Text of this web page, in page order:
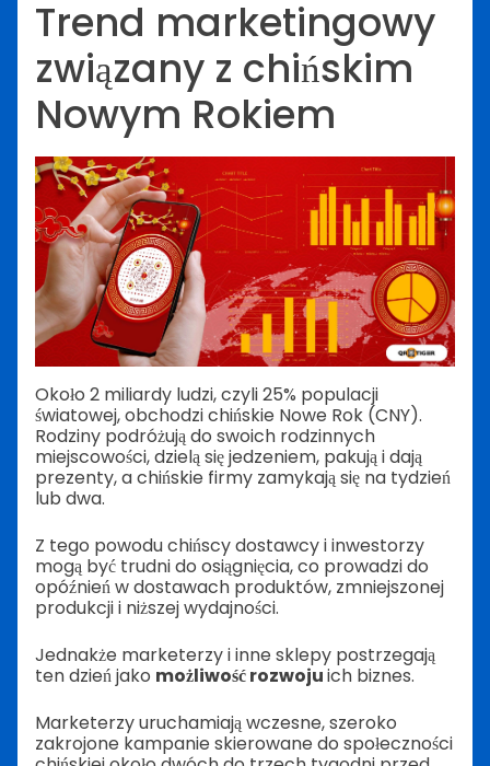
Trend marketingowy
związany z chińskim
Nowym Rokiem
Około 2 miliardy ludzi, czyli 25% populacji
światowej, obchodzi chińskie Nowe Rok (CNY).
Rodziny podróżują do swoich rodzinnych
miejscowości, dzielą się jedzeniem, pakują i dają
prezenty, a chińskie firmy zamykają się na tydzień
lub dwa.
Z tego powodu chińscy dostawcy i inwestorzy
mogą być trudni do osiągnięcia, co prowadzi do
opóźnień w dostawach produktów, zmniejszonej
produkcji i niższej wydajności.
Jednakże marketerzy i inne sklepy postrzegają
ten dzień jako możliwość rozwojuich biznes.
Marketerzy uruchamiają wczesne, szeroko
zakrojone kampanie skierowane do społeczności